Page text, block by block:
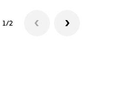
1/2